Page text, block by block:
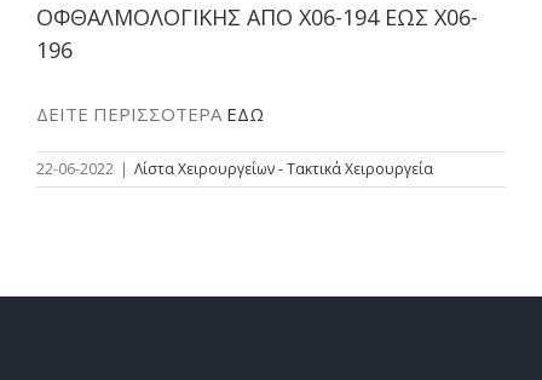
ΟΦΘΑΛΜΟΛΟΓΙΚΗΣ ΑΠΟ Χ06-194 ΕΩΣ Χ06-
196
ΔΕΙΤΕ ΠΕΡΙΣΣΟΤΕΡΑ ΕΔΩ
22-06-2022 | Λίστα Χειρουργείων - Τακτικά Χειρουργεία